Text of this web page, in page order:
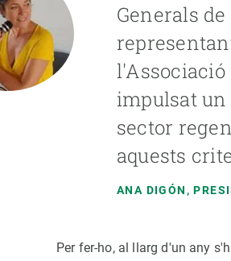
Generals
l'Associació
impulsat un
sector
aquests
ANA DIGÓN,
Per fer-ho, al llarg d'un any